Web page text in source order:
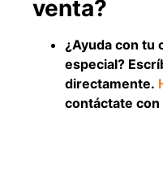
venta?
¿Ayuda con tu
especial?
directamente.
contáctate